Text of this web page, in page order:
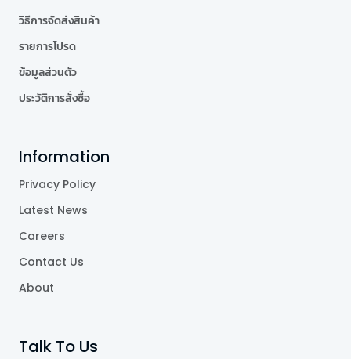
วิธีการจัดส่งสินค้า
รายการโปรด
ข้อมูลส่วนตัว
ประวัติการสั่งซื้อ
Information
Privacy Policy
Latest News
Careers
Contact Us
About
Talk To Us